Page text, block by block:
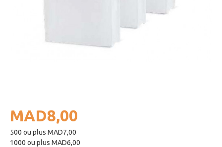
MAD8,00
500 ou plus MAD7,00
1000 ou plus MAD6,00